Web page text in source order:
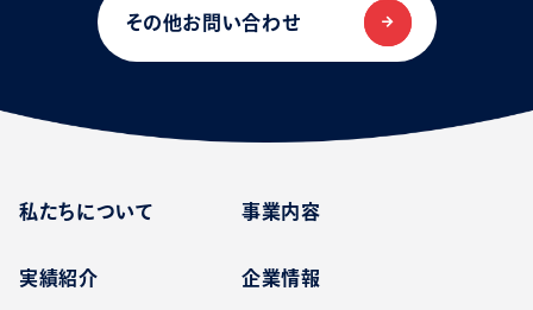
その他お問い合わせ
私たちについて
実績紹介
事業内容
企業情報